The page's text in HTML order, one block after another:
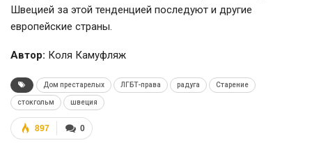
Швецией за этой тенденцией последуют и другие
европейские страны.
Автор: Коля Камуфляж
Дом престарелых ЛГБТ-права радуга Старение
стокгольм швеция
0
897